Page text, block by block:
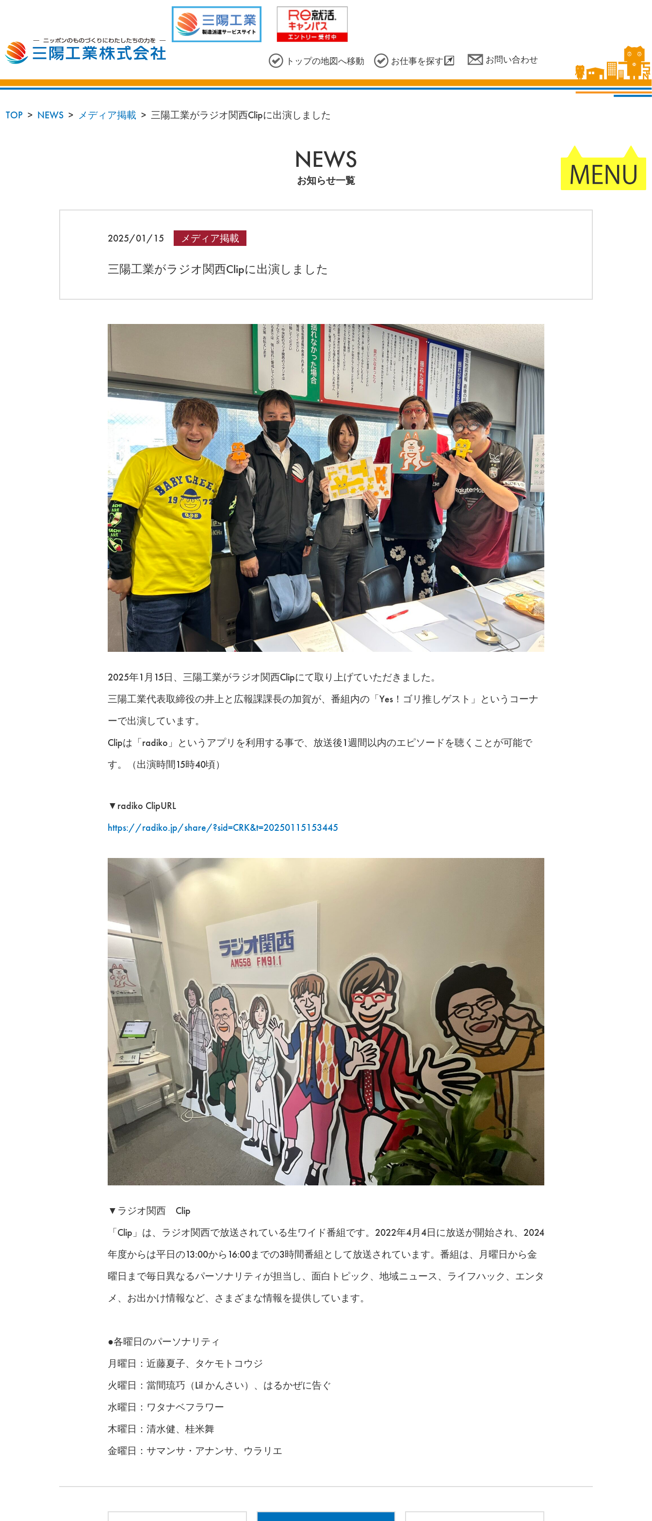
トップの地図へ移動 お仕事を探す お問い合わせ
TOP NEWS メディア掲載 三陽工業がラジオ関西Clipに出演しました
NEWS
お知らせ一覧
三陽工業がラジオ関西Clipに出演しました
2025/01/15 メディア掲載
2025年1月15日、三陽工業がラジオ関西Clipにて取り上げていただきました。
三陽工業代表取締役の井上と広報課課長の加賀が、番組内の「Yes！ゴリ推しゲスト」というコーナ
ーで出演しています。
Clipは「radiko」というアプリを利用する事で、放送後1週間以内のエピソードを聴くことが可能で
す。（出演時間15時40頃）
▼radiko ClipURL
https://radiko.jp/share/?sid=CRK&t=20250115153445
▼ラジオ関西 Clip
「Clip」は、ラジオ関西で放送されている生ワイド番組です。2022年4月4日に放送が開始され、2024
年度からは平日の13:00から16:00までの3時間番組として放送されています。番組は、月曜日から金
曜日まで毎日異なるパーソナリティが担当し、面白トピック、地域ニュース、ライフハック、エンタ
メ、お出かけ情報など、さまざまな情報を提供しています。
●各曜日のパーソナリティ
月曜日：近藤夏子、タケモトコウジ
火曜日：當間琉巧（Lil かんさい）、はるかぜに告ぐ
水曜日：ワタナベフラワー
木曜日：清水健、桂米舞
金曜日：サマンサ・アナンサ、ウラリエ